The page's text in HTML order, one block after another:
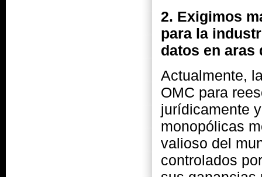
2. Exigimos
para la
datos en aras
Actualmente,
OMC para
jurídicamente
monopólicas
valioso del
controlados